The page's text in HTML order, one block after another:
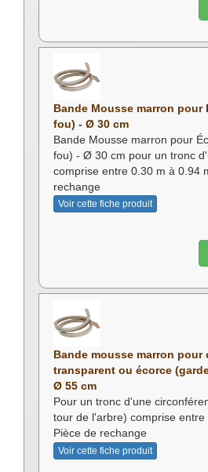
Bande Mousse marron pour
fou) - Ø 30 cm
Bande Mousse marron pour
fou) - Ø 30 cm pour un tronc
comprise entre 0.30 m à 0.94
rechange
Voir cette fiche produit
Bande mousse marron pour
transparent ou écorce
Ø 55 cm
Pour un tronc d'une
tour de l'arbre) comprise
Pièce de rechange
Voir cette fiche produit